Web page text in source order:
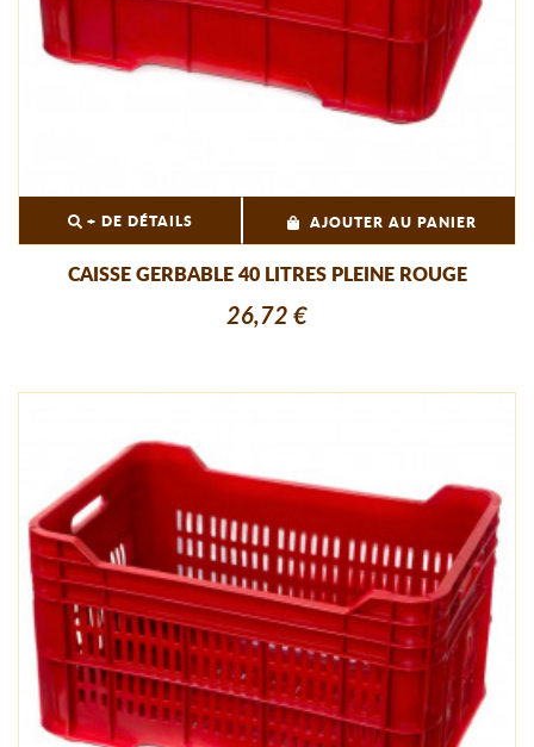
+ DE DÉTAILS AJOUTER AU PANIER
CAISSE GERBABLE 40 LITRES PLEINE ROUGE
26,72 €